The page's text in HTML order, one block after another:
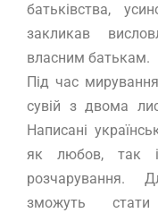
батьківства,
закликав
власним батькам.
Під час
сувій з двома
Написані
як любов, так
розчарування.
зможуть